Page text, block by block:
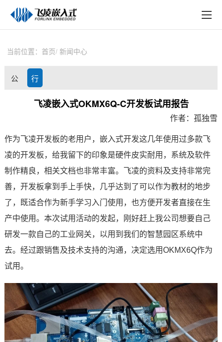
技术与支持
在线文档
关于飞凌
天猫商城
淘宝商城
新闻中心
在线购买
当前位置： 首页 新闻中心
公
态
行
业
讯
飞凌嵌入式OKMX6Q-C开发板试用报告
作者：孤独雪
作为飞凌开发板的老用户， 嵌入式开发这几年使用过多款飞
凌的开发板，给我留下的印象是硬件皮实耐用，系统及软件
制作精良，相关文档也非常丰富。飞凌的资料及支持非常完
善，开发板拿到手上手快，几乎达到了可以作为教材的地步
了，既适合作为新手学习入门使用，也方便开发者直接在生
产中使用。本次试用活动的发起，刚好赶上我公司想要自己
研发一款自己的工业网关，以用到我们的智慧园区系统中
去。经过跟销售及技术支持的沟通，决定选用OKMX6Q作为
试用。